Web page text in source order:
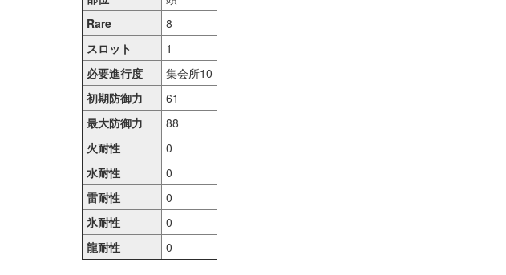
Rare
8
スロット
1
必要進行度
集会所10
初期防御力
61
最大防御力
88
火耐性
0
水耐性
0
雷耐性
0
氷耐性
0
龍耐性
0